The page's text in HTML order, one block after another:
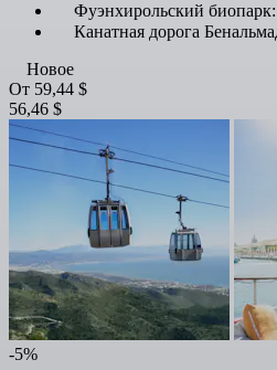
Фуэнхирольский
Канатная дорога
Новое
От 59,44 $
56,46 $
-5%